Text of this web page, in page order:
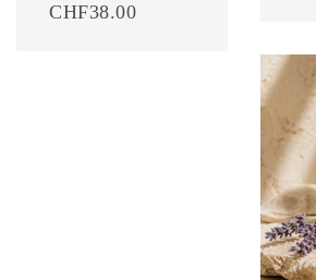
CHF38.00